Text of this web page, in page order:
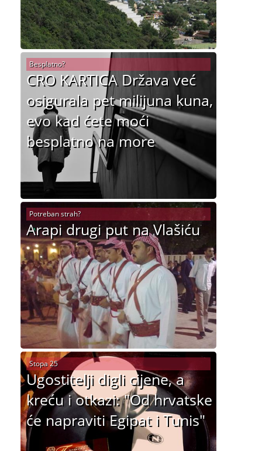
CRO KARTICA Država već
osigurala pet milijuna kuna,
evo kad ćete moći
besplatno na more
Besplatno?
Arapi drugi put na Vlašiću
Potreban strah?
Ugostitelji digli cijene, a
kreću i otkazi: "Od hrvatske
će napraviti Egipat i Tunis"
Stopa 25